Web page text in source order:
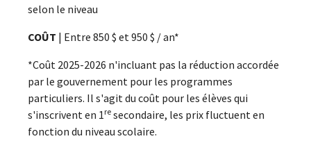
selon le niveau
COÛT | Entre 850 $ et 950 $ / an*
*Coût 2025-2026 n'incluant pas la réduction accordée
par le gouvernement pour les programmes
particuliers. Il s'agit du coût pour les élèves qui
s'inscrivent en 1 re secondaire, les prix fluctuent en
fonction du niveau scolaire.